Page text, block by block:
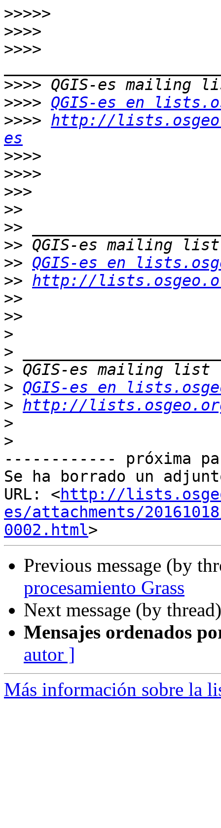
>>>>>
>>>>
>>>>
>>>>
>>>> QGIS-es en
>>>> http://
es
>>>>
>>>>
>>>
>>
>>
>>
>> QGIS-es en
>> http://
>>
>>
>
>
>
> QGIS-es en
> http://
>
>
------------ próxima
Se ha borrado un
URL: <http://
es/attachments/
0002.html
Previous message (by
procesamiento Grass
Next message (by
Mensajes ordenados
autor ]
Más información sobre la